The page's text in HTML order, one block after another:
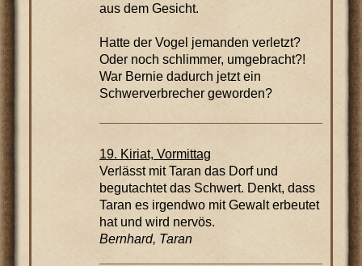
aus dem Gesicht.
Hatte der Vogel jemanden verletzt?
Oder noch schlimmer, umgebracht?!
War Bernie dadurch jetzt ein
Schwerverbrecher geworden?
19. Kiriat, Vormittag
Verlässt mit Taran das Dorf und
begutachtet das Schwert. Denkt, dass
Taran es irgendwo mit Gewalt erbeutet
hat und wird nervös.
Bernhard, Taran